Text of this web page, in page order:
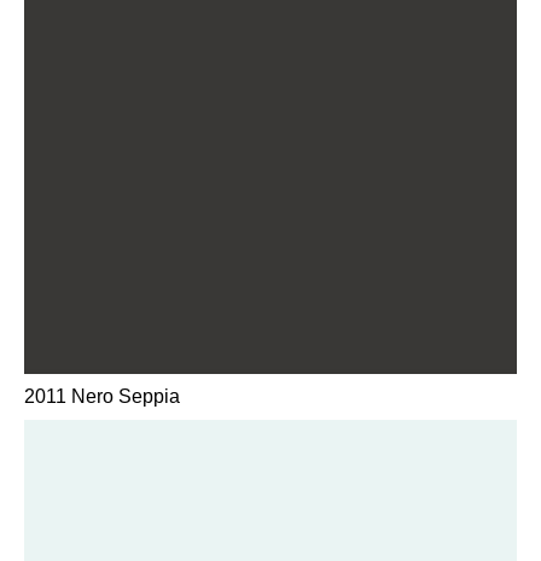
2011 Nero Seppia